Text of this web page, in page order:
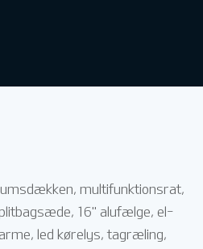
multifunktionsrat,
16" alufælge, el-
led kørelys, tagræling,